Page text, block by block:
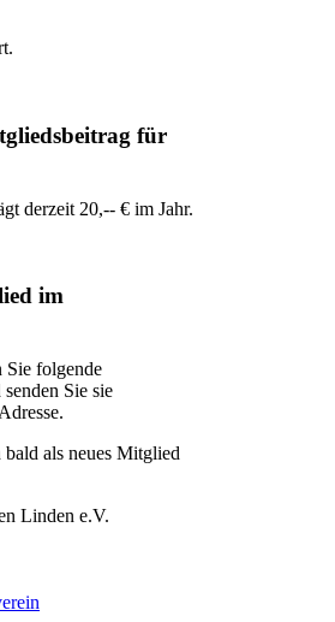
für
derzeit 20,-- € im Jahr.
im
folgende
Sie sie
als neues Mitglied
Linden e.V.